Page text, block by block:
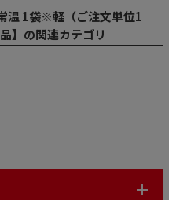
温 1袋※軽（ご注文単位1
】の関連カテゴリ